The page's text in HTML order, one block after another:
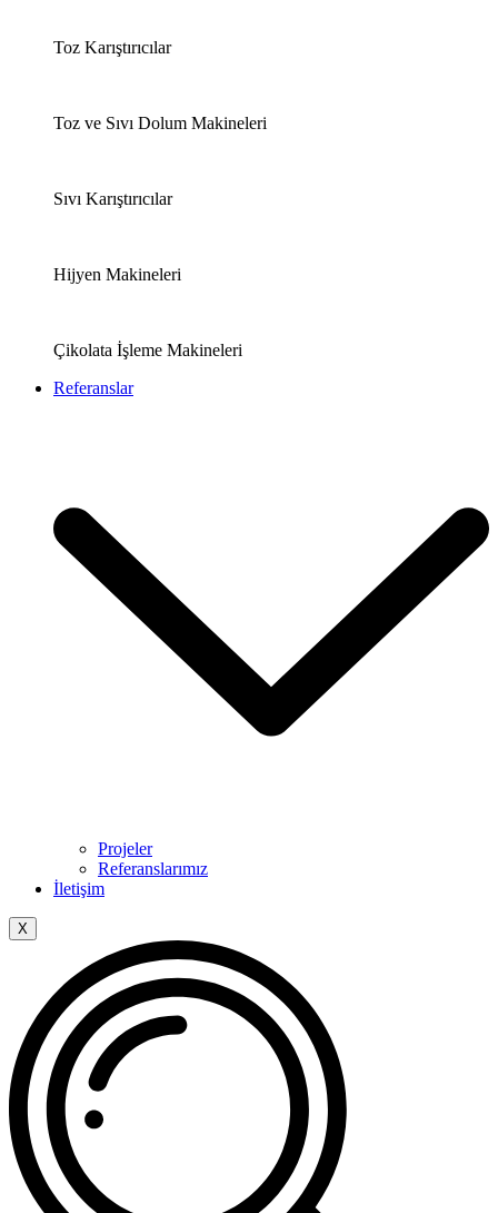
Toz Karıştırıcılar
Toz ve Sıvı Dolum Makineleri​
Sıvı Karıştırıcılar
Hijyen Makineleri
Çikolata İşleme Makineleri
Referanslar
Projeler
Referanslarımız
İletişim
X